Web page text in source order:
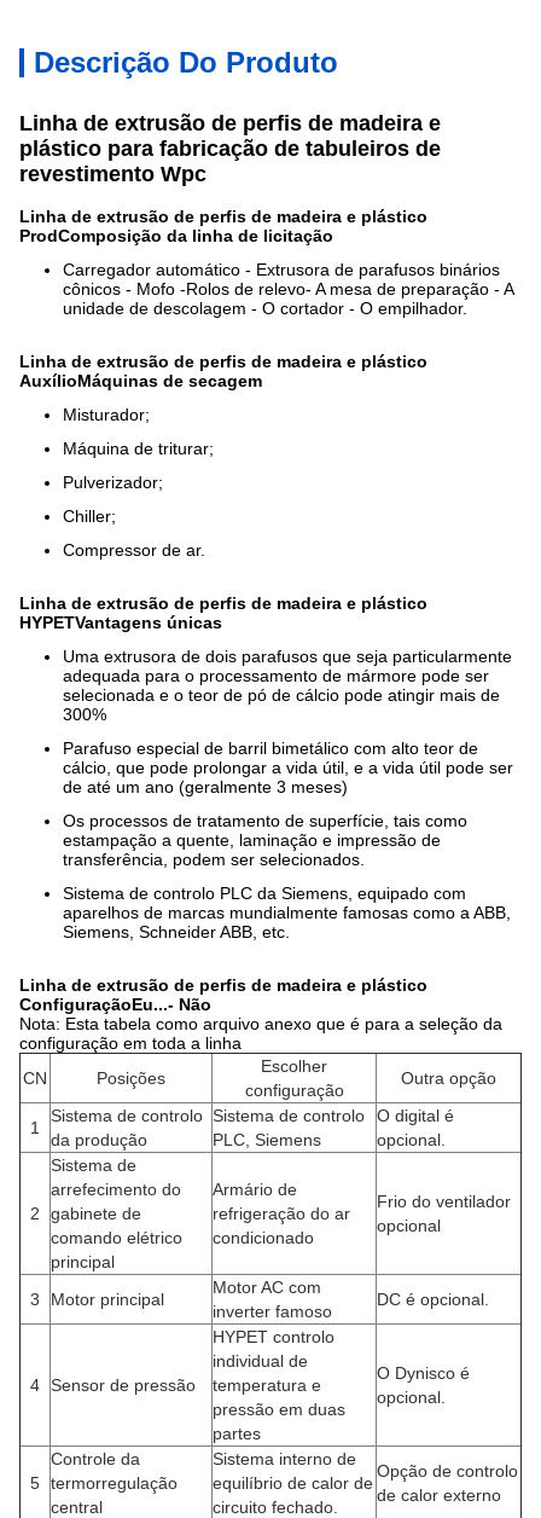
Descrição Do Produto
Linha de extrusão de perfis de madeira e
plástico para fabricação de tabuleiros de
revestimento Wpc
Linha de extrusão de perfis de madeira e plástico
ProdComposição da linha de licitação
Carregador automático - Extrusora de parafusos binários
cônicos - Mofo -Rolos de relevo- A mesa de preparação - A
unidade de descolagem - O cortador - O empilhador.
Linha de extrusão de perfis de madeira e plástico
AuxílioMáquinas de secagem
Misturador;
Máquina de triturar;
Pulverizador;
Chiller;
Compressor de ar.
Linha de extrusão de perfis de madeira e plástico
HYPETVantagens únicas
Uma extrusora de dois parafusos que seja particularmente
adequada para o processamento de mármore pode ser
selecionada e o teor de pó de cálcio pode atingir mais de
300%
Parafuso especial de barril bimetálico com alto teor de
cálcio, que pode prolongar a vida útil, e a vida útil pode ser
de até um ano (geralmente 3 meses)
Os processos de tratamento de superfície, tais como
estampação a quente, laminação e impressão de
transferência, podem ser selecionados.
Sistema de controlo PLC da Siemens, equipado com
aparelhos de marcas mundialmente famosas como a ABB,
Siemens, Schneider ABB, etc.
Linha de extrusão de perfis de madeira e plástico
ConfiguraçãoEu...- Não
Nota: Esta tabela como arquivo anexo que é para a seleção da
configuração em toda a linha
CN
Posições
Escolher
configuração
Outra opção
1
Sistema de controlo
da produção
Sistema de controlo
PLC, Siemens
O digital é
opcional.
2
Sistema de
arrefecimento do
gabinete de
comando elétrico
principal
Armário de
refrigeração do ar
condicionado
Frio do ventilador
opcional
3 Motor principal
Motor AC com
inverter famoso
DC é opcional.
4 Sensor de pressão
HYPET controlo
individual de
temperatura e
pressão em duas
partes
O Dynisco é
opcional.
5
Controle da
termorregulação
central
Sistema interno de
equilíbrio de calor de
circuito fechado.
Opção de controlo
de calor externo